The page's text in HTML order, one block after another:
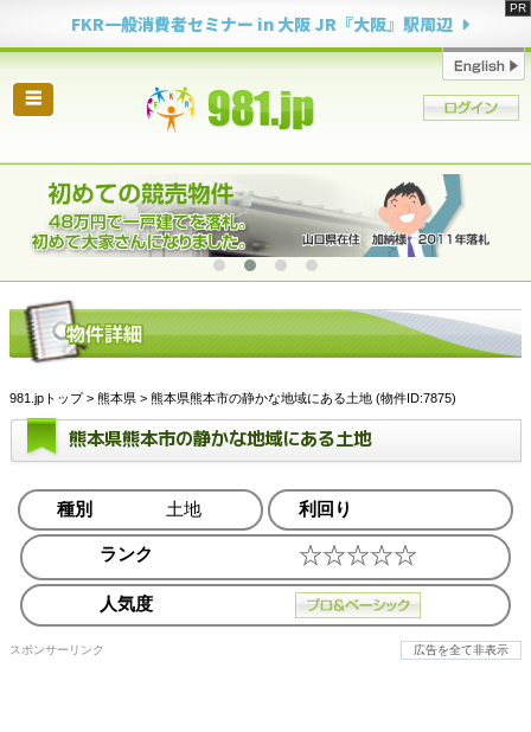
FKR一般消費者セミナー in 大阪 JR『大阪』駅周辺
☰
981.jpトップ> 熊本県 > 熊本県熊本市の静かな地域にある土地 (物件ID:7875)
熊本県熊本市の静かな地域にある土地
種別 土地 利回り
ランク
人気度
スポンサーリンク 広告を全て非表示